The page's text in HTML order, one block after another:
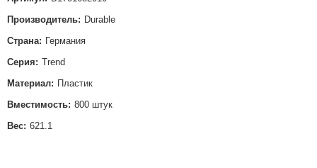
Производитель: Durable
Страна: Германия
Серия: Trend
Материал: Пластик
Вместимость: 800 штук
Вес: 621.1